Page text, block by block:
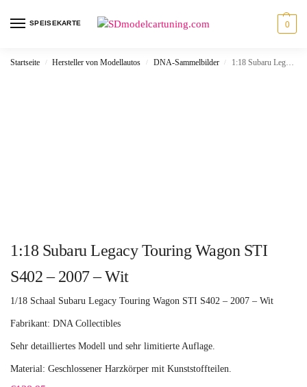
SPEISEKARTE 0
Startseite / Hersteller von Modellautos / DNA-Sammelbilder / 1:18 Subaru Legacy Touring Wagon STI S402 – 2007 – Wit
1:18 Subaru Legacy Touring Wagon STI
S402 – 2007 – Wit
1/18 Schaal Subaru Legacy Touring Wagon STI S402 – 2007 – Wit
Fabrikant: DNA Collectibles
Sehr detailliertes Modell und sehr limitierte Auflage.
Material: Geschlossener Harzkörper mit Kunststoffteilen.